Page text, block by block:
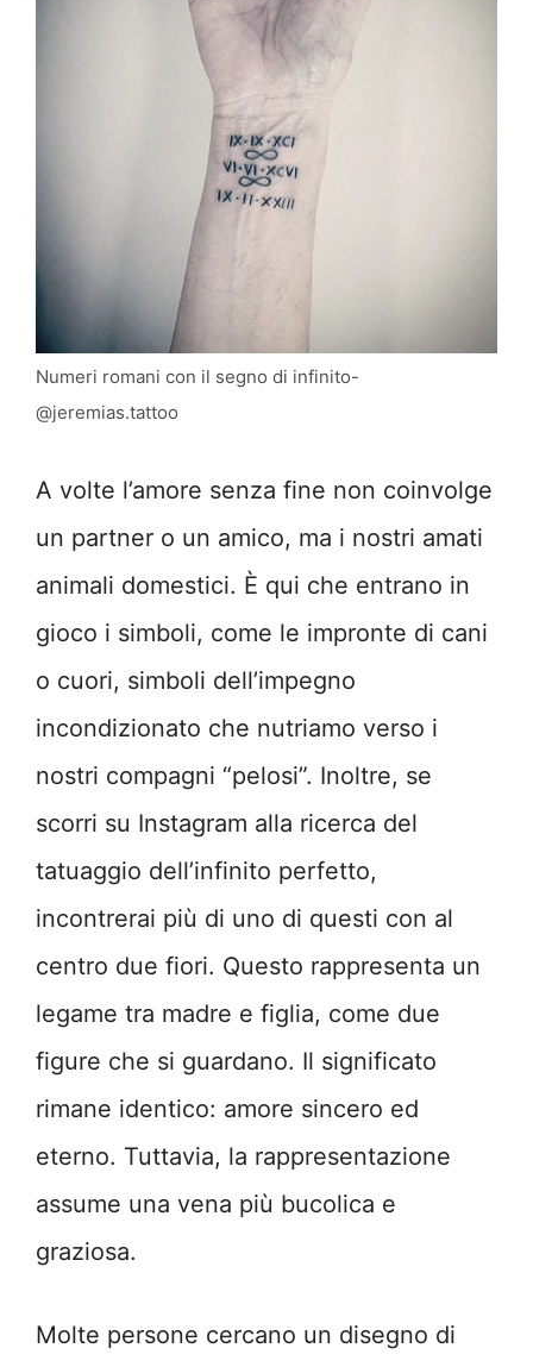
Numeri romani con il segno di infinito-
@jeremias.tattoo
A volte l’amore senza fine non coinvolge
un partner o un amico, ma i nostri amati
animali domestici. È qui che entrano in
gioco i simboli, come le impronte di cani
o cuori, simboli dell’impegno
incondizionato che nutriamo verso i
nostri compagni “pelosi”. Inoltre, se
scorri su Instagram alla ricerca del
tatuaggio dell’infinito perfetto,
incontrerai più di uno di questi con al
centro due fiori. Questo rappresenta un
legame tra madre e figlia, come due
figure che si guardano. Il significato
rimane identico: amore sincero ed
eterno. Tuttavia, la rappresentazione
assume una vena più bucolica e
graziosa.
Molte persone cercano un disegno di